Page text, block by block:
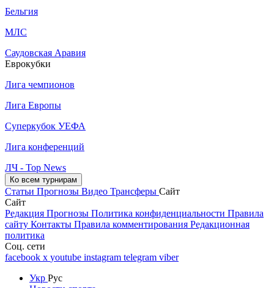
Бельгия
МЛС
Саудовская Аравия
Еврокубки
Лига чемпионов
Лига Европы
Суперкубок УЕФА
Лига конференций
ЛЧ - Top News
Ко всем турнирам
Статьи Прогнозы Видео Трансферы Сайт
Сайт
Редакция Прогнозы Политика конфиденциальности Правила
сайту Контакты Правила комментирования Редакционная
политика
Соц. сети
facebook x youtube instagram telegram viber
Укр Рус